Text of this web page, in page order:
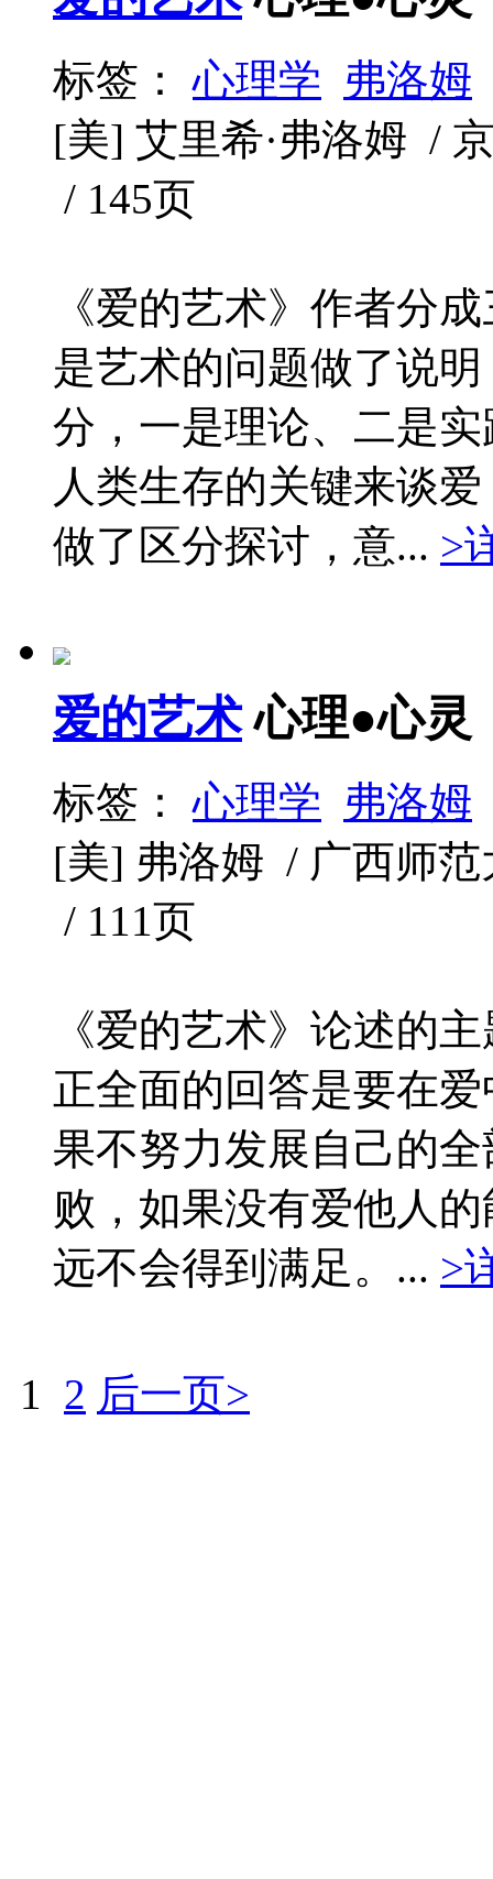
标签：心理学 弗洛姆
[美] 艾里希·弗洛姆 /
/ 145页
《爱的艺术》作者分
是艺术的问题做了说
分，一是理论、二是
人类生存的关键来谈
做了区分探讨，意... >
爱的艺术 心理●心灵
标签：心理学 弗洛姆
[美] 弗洛姆 / 广西师
/ 111页
《爱的艺术》论述的
正全面的回答是要在
果不努力发展自己的
败，如果没有爱他人
远不会得到满足。... >
1 2 后一页>